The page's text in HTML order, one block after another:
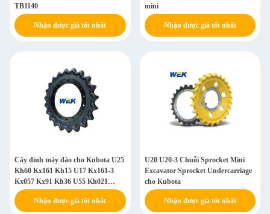
TB1140
Nhận được giá tốt nhất
mini
Nhận được giá tốt nhất
Cây đinh máy đào cho Kubota U25
Kh60 Kx161 Kh15 U17 Kx161-3
Kx057 Kx91 Kh36 U55 Kh021
Kh90 Kx41 Kx121
Nhận được giá tốt nhất
U20 U20-3 Chuỗi Sprocket Mini
Excavator Sprocket Undercarriage
cho Kubota
Nhận được giá tốt nhất